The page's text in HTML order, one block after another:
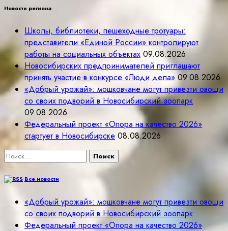
Новости региона
Школы, библиотеки, пешеходные тротуары:
представители «Единой России» контролируют
работы на социальных объектах 09.08.2026
Новосибирских предпринимателей приглашают
принять участие в конкурсе «Люди дела» 09.08.2026
«Добрый урожай»: мошковчане могут привезти овощи
со своих подворий в Новосибирский зоопарк
09.08.2026
Федеральный проект «Опора на качество 2026»
стартует в Новосибирске 08.08.2026
Найти:
Все новости
«Добрый урожай»: мошковчане могут привезти овощи
со своих подворий в Новосибирский зоопарк
Федеральный проект «Опора на качество 2026»